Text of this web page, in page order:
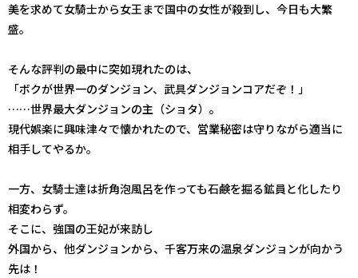
美を求めて女騎士から女王まで国中の女性が殺到し、今日も大繁
盛。
そんな評判の最中に突如現れたのは、
「ボクが世界一のダンジョン、武具ダンジョンコアだぞ！」
……世界最大ダンジョンの主（ショタ）。
現代娯楽に興味津々で懐かれたので、営業秘密は守りながら適当に
相手してやるか。
一方、女騎士達は折角泡風呂を作っても石鹸を掘る鉱員と化したり
相変わらず。
そこに、強国の王妃が来訪し――
外国から、他ダンジョンから、千客万来の温泉ダンジョンが向かう
先は！